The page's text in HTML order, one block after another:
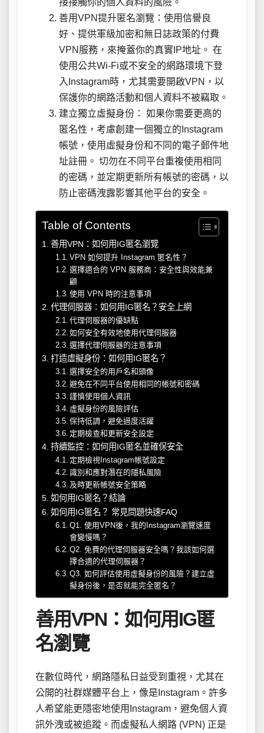
接接觸你的個人資料的風險。
善用VPN提升匿名瀏覽：使用信譽良
好、提供軍級加密和無日誌政策的付費
VPN服務，來掩蓋你的真實IP地址。 在
使用公共Wi-Fi或不安全的網路環境下登
入Instagram時，尤其需要開啟VPN，以
保護你的網路活動和個人資料不被竊取。
建立獨立虛擬身份： 如果你需要更高的
匿名性，考慮創建一個獨立的Instagram
帳號，使用虛擬身份和不同的電子郵件地
址註冊。 切勿在不同平台重複使用相同
的密碼，並定期更新所有帳號的密碼，以
防止密碼洩露影響其他平台的安全。
Table of Contents
善用VPN：如何用IG匿名瀏覽
VPN 如何提升 Instagram 匿名性？
選擇適合的 VPN 服務商：安全性與效能兼
顧
使用 VPN 時的注意事項
代理伺服器：如何用IG匿名？安全上網
代理伺服器的優缺點
如何安全有效地使用代理伺服器
選擇代理伺服器的注意事項
打造虛擬身份：如何用IG匿名？
選擇安全的用戶名和頭像
避免在不同平台使用相同的帳號和密碼
謹慎使用個人資訊
虛擬身份的風險評估
保持低調，避免過度活躍
定期檢查和更新安全設定
持續監控：如何用IG匿名並確保安全
定期檢視Instagram帳號設定
識別和應對潛在的隱私風險
及時更新帳號安全策略
如何用IG匿名？結論
如何用IG匿名？ 常見問題快速FAQ
Q1. 使用VPN後，我的Instagram瀏覽速度
會變慢嗎？
Q2. 免費的代理伺服器安全嗎？我該如何選
擇合適的代理伺服器？
Q3. 如何評估使用虛擬身份的風險？建立虛
擬身份後，是否就能完全匿名？
善用VPN：如何用IG匿
名瀏覽
在數位時代，網路隱私日益受到重視，尤其在
公開的社群媒體平台上，像是Instagram。許多
人希望能更隱密地使用Instagram，避免個人資
訊外洩或被追蹤。而虛擬私人網路 (VPN) 正是